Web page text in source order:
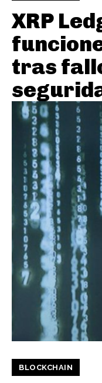
XRP
tras
BLOCKCHAIN